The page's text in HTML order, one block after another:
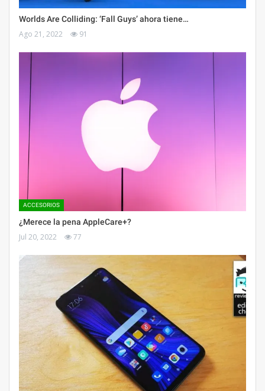
Worlds Are Colliding: ‘Fall Guys’ ahora tiene…
Ago 21, 2022 91
ACCESORIOS
¿Merece la pena AppleCare+?
Jul 20, 2022 77